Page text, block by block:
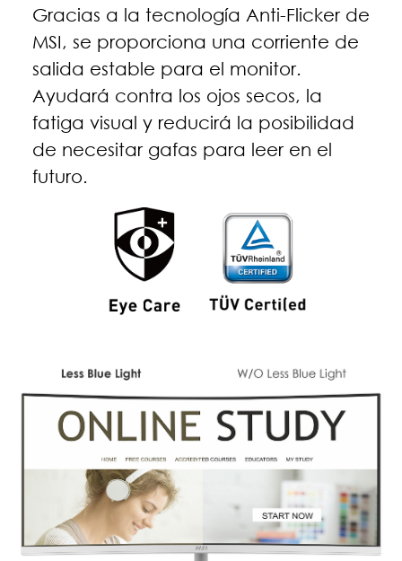
Gracias a la tecnología Anti-Flicker de
MSI, se proporciona una corriente de
salida estable para el monitor.
Ayudará contra los ojos secos, la
fatiga visual y reducirá la posibilidad
de necesitar gafas para leer en el
futuro.